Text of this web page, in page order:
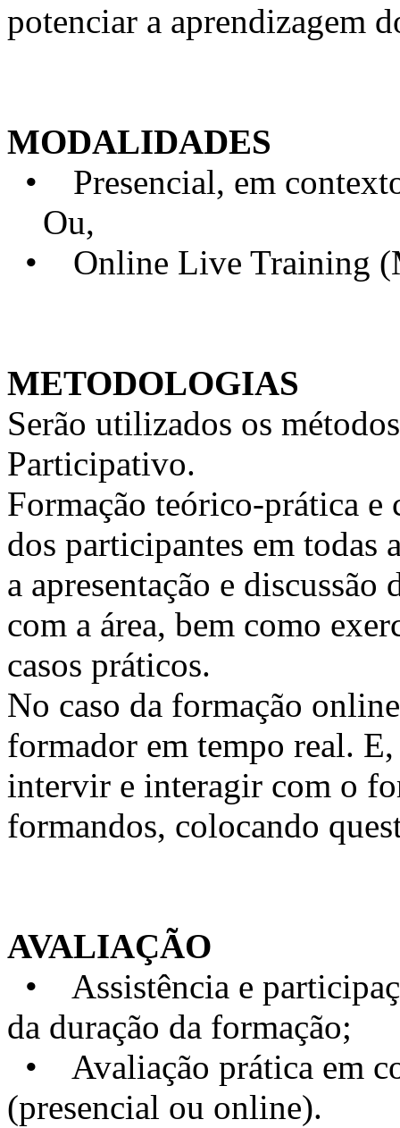
potenciar a aprendizagem
MODALIDADES
• Presencial, em
Ou,
• Online Live Training
METODOLOGIAS
Serão utilizados os
Participativo.
Formação teórico-prática e
dos participantes em todas
a apresentação e
com a área, bem como
casos práticos.
No caso da formação
formador em tempo real.
intervir e interagir com o
formandos, colocando
AVALIAÇÃO
• Assistência e
da duração da formação;
• Avaliação prática em
(presencial ou online).